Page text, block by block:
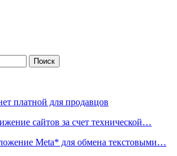
платной для продавцов
сайтов за счет технической…
Meta* для обмена текстовыми…